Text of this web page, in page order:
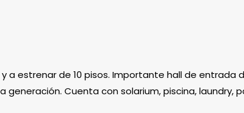
a estrenar de 10 pisos. Importante hall de entrada
Cuenta con solarium, piscina, laundry,